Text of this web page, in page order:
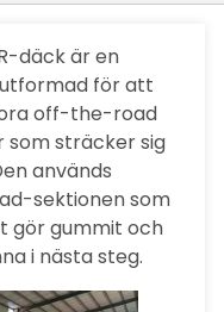
däck är en
för att
off-the-road
som sträcker sig
används
sektionen som
gör gummit och
i nästa steg.